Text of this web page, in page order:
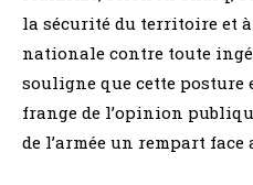
la sécurité du territoire et
nationale contre toute
souligne que cette posture
frange de l’opinion
de l’armée un rempart